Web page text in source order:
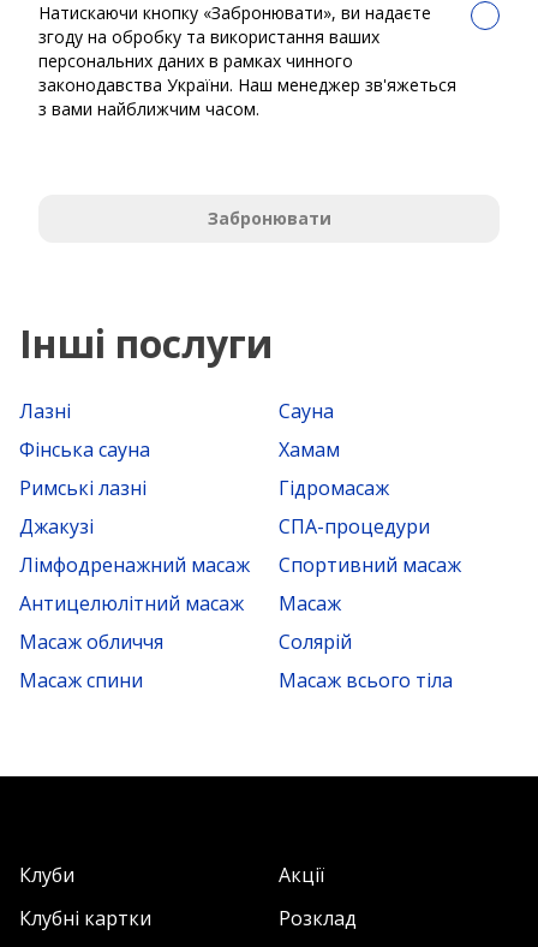
Натискаючи кнопку «Забронювати», ви надаєте
згоду на обробку та використання ваших
персональних даних в рамках чинного
законодавства України. Наш менеджер зв'яжеться
з вами найближчим часом.
Забронювати
Інші послуги
Лазні
Сауна
Фінська сауна
Хамам
Римські лазні
Гідромасаж
Джакузі
СПА-процедури
Лімфодренажний масаж
Спортивний масаж
Антицелюлітний масаж
Масаж
Масаж обличчя
Солярій
Масаж спини
Масаж всього тіла
Клуби
Акції
Клубні картки
Розклад